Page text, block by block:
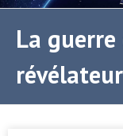
La guerre